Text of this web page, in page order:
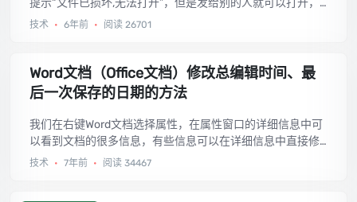
提示“文件已损坏,无法打开”，但是发给别的人就可以打开，
太奇怪，后来发现是因为Excel的设置问题。...
技术 • 6年前 • 阅读 26701
Word文档（Office文档）修改总编辑时间、最
后一次保存的日期的方法
我们在右键Word文档选择属性，在属性窗口的详细信息中可
以看到文档的很多信息，有些信息可以在详细信息中直接修
改或删除，但是在来源项的这几项是无法删除和修改的：创
技术 • 7年前 • 阅读 34467